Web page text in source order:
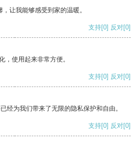
让我能够感受到家的温暖。
支持[0] 反对[0]
，使用起来非常方便。
支持[0] 反对[0]
经为我们带来了无限的隐私保护和自由。
支持[0] 反对[0]